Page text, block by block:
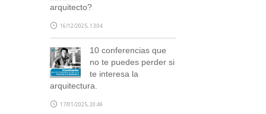
arquitecto?
16/12/2025, 13:04
10 conferencias que
no te puedes perder si
te interesa la
arquitectura.
17/01/2025, 20:49